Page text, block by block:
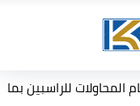
بمادة أو